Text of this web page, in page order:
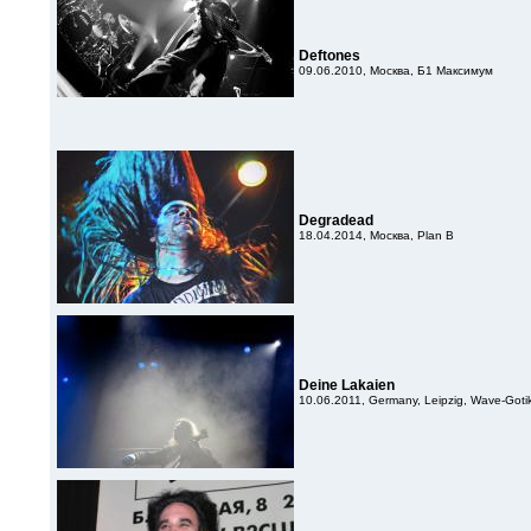
Deftones
09.06.2010, Москва, Б1 Максимум
Degradead
18.04.2014, Москва, Plan B
Deine Lakaien
10.06.2011, Germany, Leipzig, Wave-